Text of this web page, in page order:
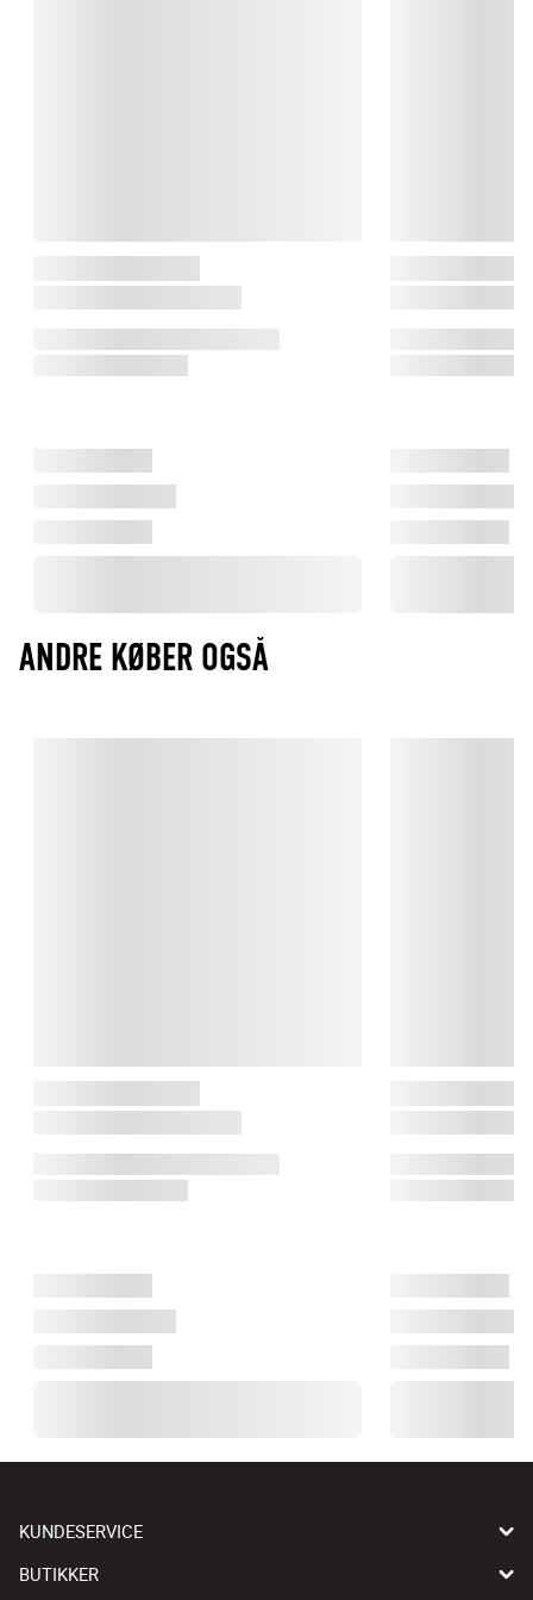
ANDRE KØBER OGSÅ
KUNDESERVICE
BUTIKKER